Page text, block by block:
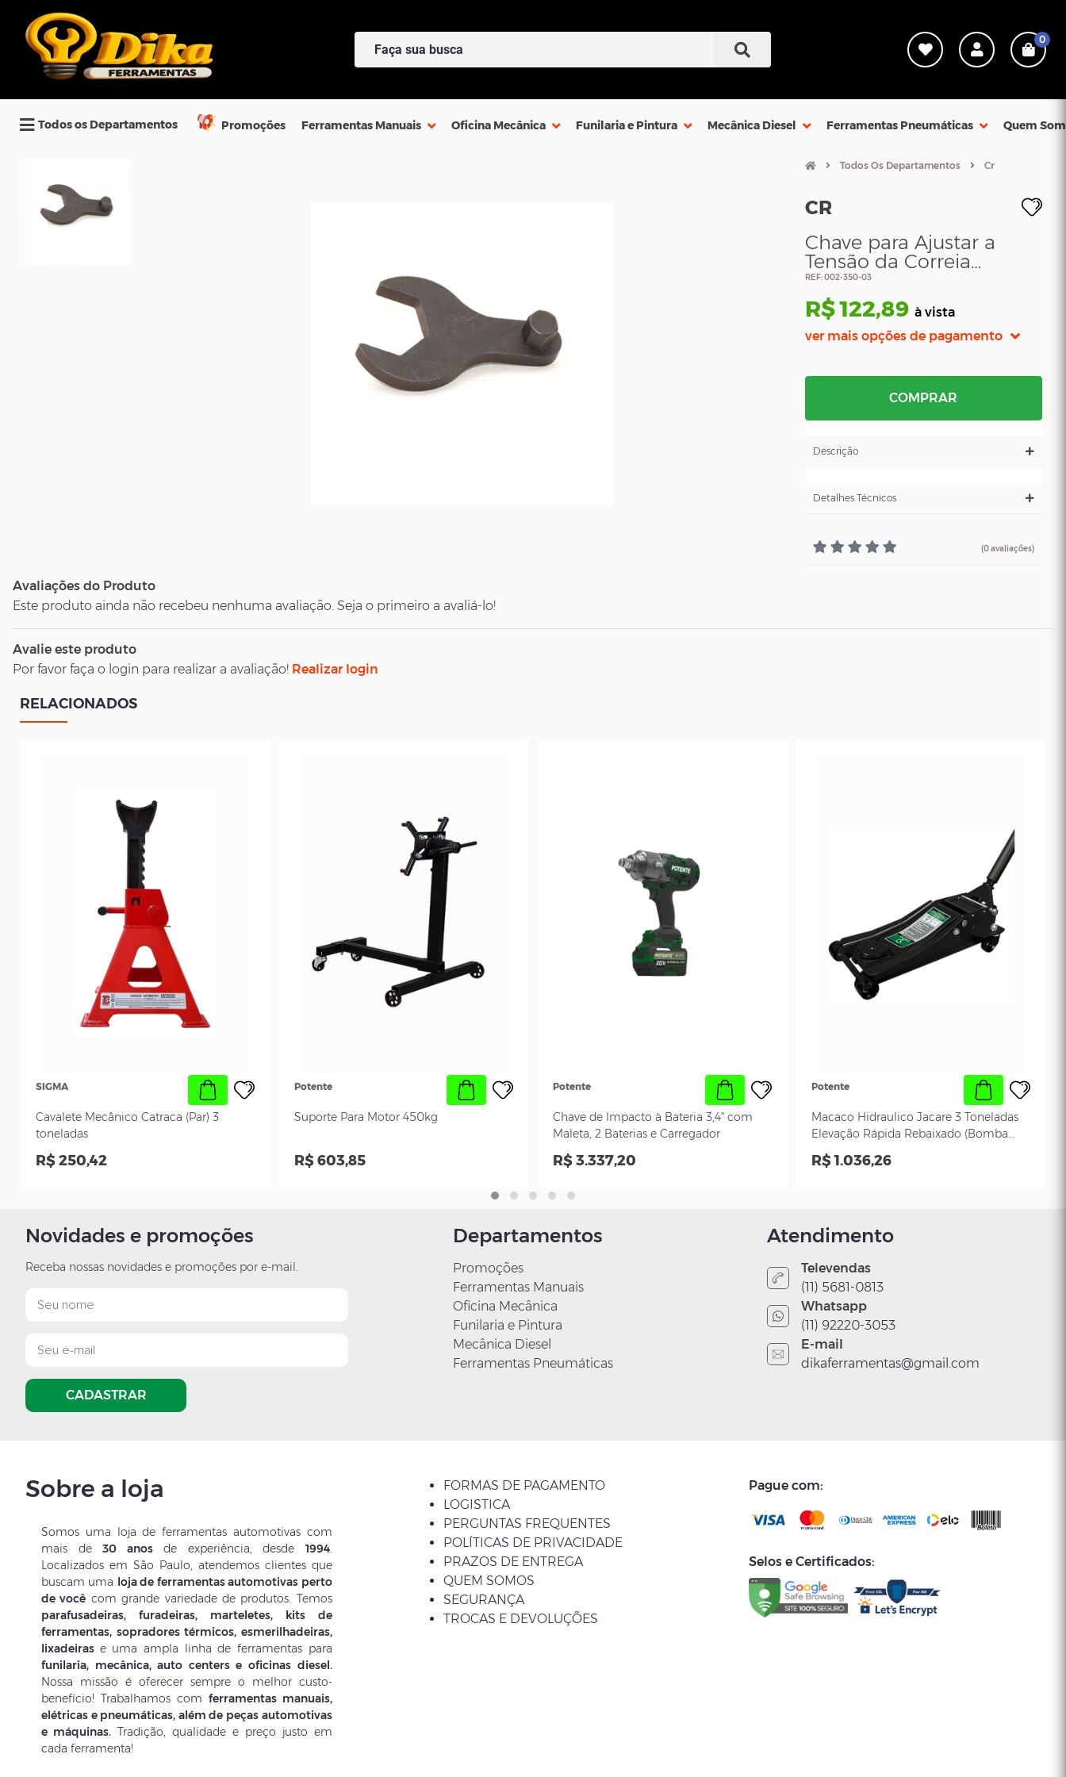
0
Todos os Departamentos Promoções Ferramentas Manuais Oficina Mecânica Funilaria e Pintura Mecânica Diesel Ferramentas Pneumáticas Quem
Todos Os Departamentos Cr
CR
Chave para Ajustar a
Tensão da Correia
Dentada do Monza
REF: 002-350-03
R$ 122,89à vista
ver mais opções de pagamento
COMPRAR
Descrição
Detalhes Técnicos
(0 avaliações)
Avaliações do Produto
Este produto ainda não recebeu nenhuma avaliação. Seja o primeiro a avaliá-lo!
Avalie este produto
Por favor faça o login para realizar a avaliação! Realizar login
RELACIONADOS
SIGMA
Cavalete Mecânico Catraca (Par) 3
toneladas
R$ 250,42
Potente
Suporte Para Motor 450kg
R$ 603,85
Potente
Chave de Impacto à Bateria 3,4'' com
Maleta, 2 Baterias e Carregador
R$ 3.337,20
Potente
Macaco Hidraulico Jacare 3 Toneladas
Elevação Rápida Rebaixado (Bomba
Dupla) – JAC03BXM
R$ 1.036,26
Novidades e promoções
Receba nossas novidades e promoções por e-mail.
CADASTRAR
Departamentos
Promoções
Ferramentas Manuais
Oficina Mecânica
Funilaria e Pintura
Mecânica Diesel
Ferramentas Pneumáticas
Atendimento
Televendas
(11) 5681-0813
Whatsapp
(11) 92220-3053
E-mail
dikaferramentas@gmail.com
Sobre a loja
Somos uma loja de ferramentas automotivas com
mais de30 anosde experiência, desde 1994.
Localizados em São Paulo, atendemos clientes que
buscam uma loja de ferramentas automotivas perto
de você com grande variedade de produtos. Temos
parafusadeiras, furadeiras, marteletes, kits de
ferramentas, sopradores térmicos, esmerilhadeiras,
lixadeiras e uma ampla linha de ferramentas para
funilaria, mecânica, auto centers e oficinas diesel.
Nossa missão é oferecer sempre o melhor custo-
benefício! Trabalhamos com ferramentas manuais,
elétricas e pneumáticas, além de peças automotivas
e máquinas.Tradição, qualidade e preço justo em
cada ferramenta!
FORMAS DE PAGAMENTO
LOGISTICA
PERGUNTAS FREQUENTES
POLÍTICAS DE PRIVACIDADE
PRAZOS DE ENTREGA
QUEM SOMOS
SEGURANÇA
TROCAS E DEVOLUÇÕES
Pague com:
Selos e Certificados: